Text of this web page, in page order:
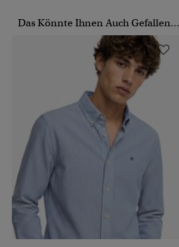
Das Könnte Ihnen Auch Gefallen...